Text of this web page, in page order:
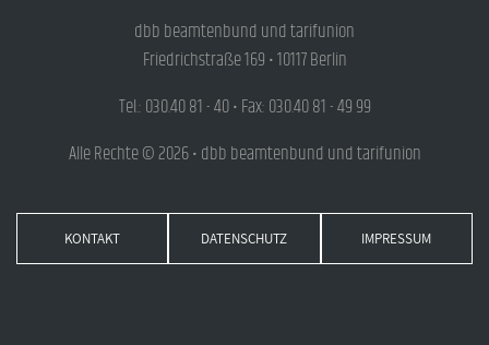
dbb beamtenbund und tarifunion
Friedrichstraße 169 • 10117 Berlin
Tel.: 030.40 81 - 40 • Fax: 030.40 81 - 49 99
Alle Rechte © 2026 • dbb beamtenbund und tarifunion
KONTAKT DATENSCHUTZ IMPRESSUM